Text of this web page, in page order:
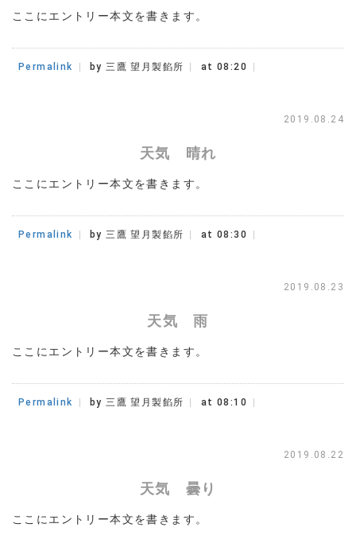
ここにエントリー本文を書きます。
Permalink by 三鷹 望月製餡所 at 08:20
2019.08.24
天気 晴れ
ここにエントリー本文を書きます。
Permalink by 三鷹 望月製餡所 at 08:30
2019.08.23
天気 雨
ここにエントリー本文を書きます。
Permalink by 三鷹 望月製餡所 at 08:10
2019.08.22
天気 曇り
ここにエントリー本文を書きます。